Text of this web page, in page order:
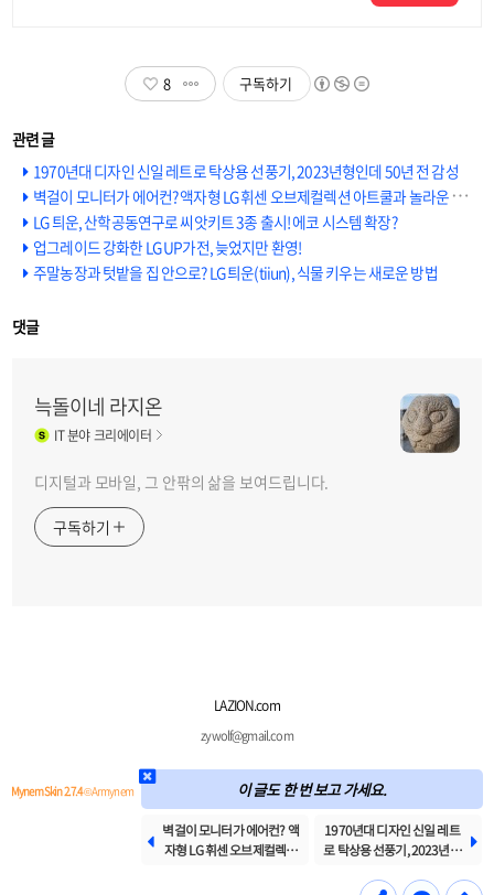
8 구독하기
1970년대 디자인 신일 레트로 탁상용 선풍기, 2023년형인데 50년 전 감성
벽걸이 모니터가 에어컨? 액자형 LG 휘센 오브제컬렉션 아트쿨과 놀라운 가격
LG 틔운, 산학공동연구로 씨앗키트 3종 출시! 에코 시스템 확장?
업그레이드 강화한 LG UP가전, 늦었지만 환영!
주말농장과 텃밭을 집 안으로? LG 틔운(tiiun), 식물 키우는 새로운 방법
댓글
늑돌이네 라지온
IT분야 크리에이터
디지털과 모바일, 그 안팎의 삶을 보여드립니다.
구독하기
LAZION.com
zywolf@gmail.com
Mynem Skin 2.7.4© Armynem 이 글도 한 번 보고 가세요.
 벽걸이 모니터가 에어컨? 액
자형 LG 휘센 오브제컬렉션
1970년대 디자인 신일 레트
로 탁상용 선풍기, 2023년형 